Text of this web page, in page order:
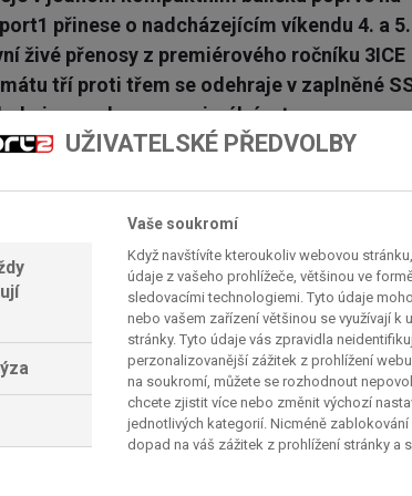
přinese o nadcházejícím víkendu 4. a 5.
živé přenosy z premiérového ročníku 3ICE
tří proti třem se odehraje v zaplněné
show v maximálním tempu.
v Severní Americe, mění zažité
hráči na každé straně, což zaručuje
střeleckých příležitostí, brejků a technických
zkrátka čistý adrenalin od první do poslední
výběrů, které budou bojovat o
Velká Británie, Švédsko, Finsko,
z NHL, AHL či předních
UŽIVATELSKÉ PŘEDVOLBY
Vaše soukromí
Když navštívíte kteroukoliv webovou
údaje z vašeho prohlížeče, většinou ve
sledovacími technologiemi. Tyto údaje
nebo vašem zařízení většinou se využívají k
stránky. Tyto údaje vás zpravidla
perzonalizovanější zážitek z prohlížení
na soukromí, můžete se rozhodnout
chcete zjistit více nebo změnit výchozí
jednotlivých kategorií. Nicméně
dopad na váš zážitek z prohlížení stránky a